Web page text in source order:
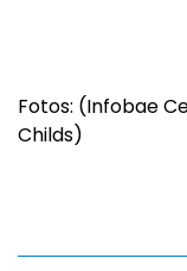
Fotos: (Infobae
Childs)